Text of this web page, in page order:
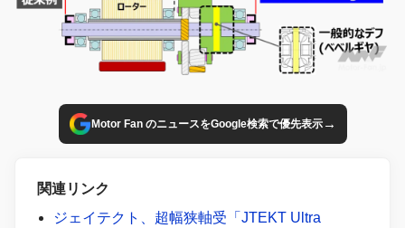
Motor Fan のニュースをGoogle検索で優先表示→
関連リンク
ジェイテクト、超幅狭軸受「JTEKT Ultra